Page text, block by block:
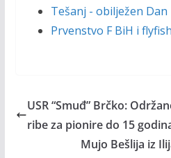
Tešanj - obilježen
Prvenstvo F BiH i
USR “Smuđ” Brčko:
ribe za pionire do 15
Mujo Bešlija iz